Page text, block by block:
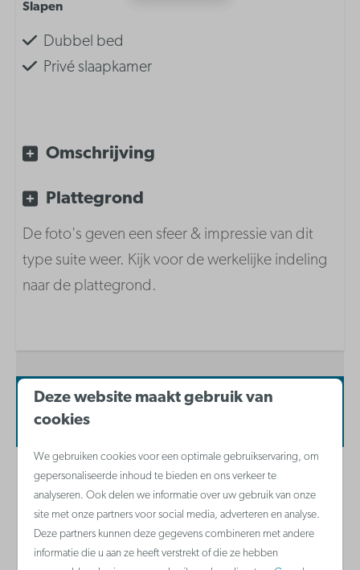
Slapen
Dubbel bed
Privé slaapkamer
Slaapkamer met dubbel bed
Koffiezetapparaat met filter
Combi-microgolfoven
Vaatwasser
Haardroger
Omschrijving
Plattegrond
De foto's geven een sfeer & impressie van dit
type suite weer. Kijk voor de werkelijke indeling
naar de plattegrond.
Beschikbaarheid en prijs
2 gasten
do 20-08-2026 vr 21-08-2026
Deze website maakt gebruik van
cookies
We gebruiken cookies voor een optimale gebruikservaring, om
gepersonaliseerde inhoud te bieden en ons verkeer te
analyseren. Ook delen we informatie over uw gebruik van onze
site met onze partners voor social media, adverteren en analyse.
Deze partners kunnen deze gegevens combineren met andere
informatie die u aan ze heeft verstrekt of die ze hebben